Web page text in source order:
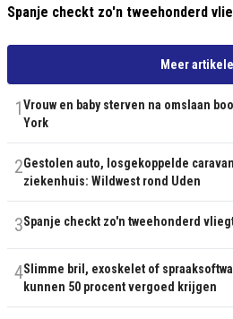
Spanje checkt zo'n tweehonderd
Meer
1Vrouw en baby sterven na omslaan
York
2Gestolen auto, losgekoppelde
ziekenhuis: Wildwest rond Uden
3Spanje checkt zo'n tweehonderd
4Slimme bril, exoskelet of
kunnen 50 procent vergoed krijgen